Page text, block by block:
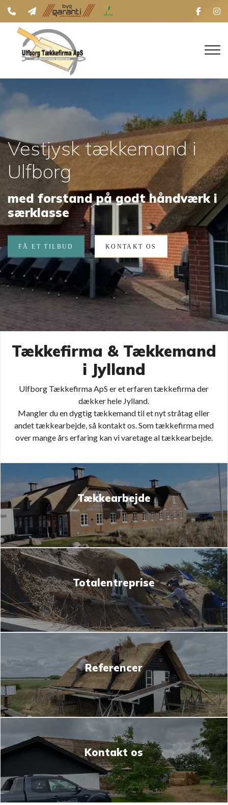
Gå
hovedindhold
Vestjysk tækkemand i
Ulfborg
med forstand på godt håndværk i
særklasse
FÅ ET TILBUD KONTAKT OS
Tækkefirma & Tækkemand
i Jylland
Ulfborg Tækkefirma ApS er et erfaren tækkefirma der
dækker hele Jylland.
Mangler du en dygtig tækkemand til et nyt stråtag eller
andet tækkearbejde, så kontakt os. Som tækkefirma med
over mange års erfaring kan vi varetage al tækkearbejde.
Tækkearbejde
Totalentreprise
Referencer
Kontakt os
¿Necesitas dinero con urgencia? ¡Entonces en
mostbetpuedes conseguirlos ahora!